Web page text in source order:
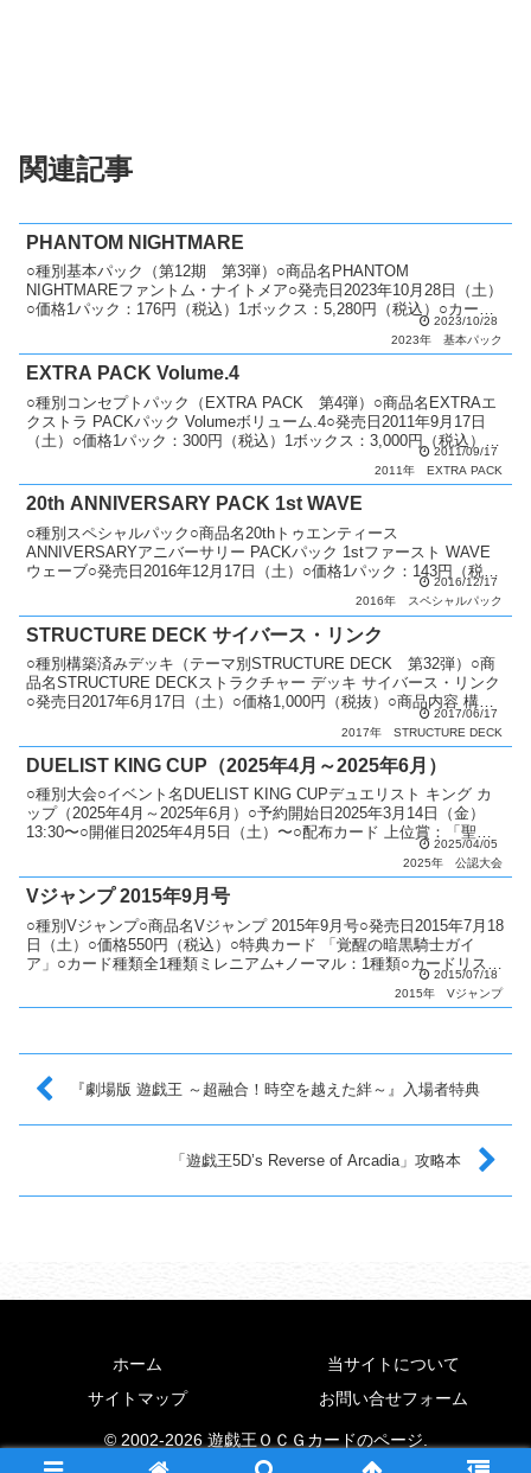
関連記事
PHANTOM NIGHTMARE
○種別基本パック（第12期 第3弾）○商品名PHANTOM
NIGHTMAREファントム・ナイトメア○発売日2023年10月28日（土）
○価格1パック：176円（税込）1ボックス：5,280円（税込）○カード
2023/10/28
2023年
基本パック
EXTRA PACK Volume.4
○種別コンセプトパック（EXTRA PACK 第4弾）○商品名EXTRAエ
クストラ PACKパック Volumeボリューム.4○発売日2011年9月17日
（土）○価格1パック：300円（税込）1ボックス：3,000円（税込）○
2011/09/17
2011年
EXTRA PACK
20th ANNIVERSARY PACK 1st WAVE
○種別スペシャルパック○商品名20thトゥエンティース
ANNIVERSARYアニバーサリー PACKパック 1stファースト WAVE
ウェーブ○発売日2016年12月17日（土）○価格1パック：143円（税
2016/12/17
2016年
スペシャルパック
STRUCTURE DECK サイバース・リンク
○種別構築済みデッキ（テーマ別STRUCTURE DECK 第32弾）○商
品名STRUCTURE DECKストラクチャー デッキ サイバース・リンク
○発売日2017年6月17日（土）○価格1,000円（税抜）○商品内容 構築
2017/06/17
2017年
STRUCTURE DECK
DUELIST KING CUP（2025年4月～2025年6月）
○種別大会○イベント名DUELIST KING CUPデュエリスト キング カ
ップ（2025年4月～2025年6月）○予約開始日2025年3月14日（金）
13:30〜○開催日2025年4月5日（土）〜○配布カード 上位賞：「聖な
2025/04/05
2025年
公認大会
Vジャンプ 2015年9月号
○種別Vジャンプ○商品名Vジャンプ 2015年9月号○発売日2015年7月18
日（土）○価格550円（税込）○特典カード 「覚醒の暗黒騎士ガイ
ア」○カード種類全1種類ミレニアム+ノーマル：1種類○カードリスト
2015/07/18
2015年
Vジャンプ
『劇場版 遊戯王 ～超融合！時空を越えた絆～』入場者特典
「遊戯王5D’s Reverse of Arcadia」攻略本
ホーム
当サイトについて
サイトマップ
お問い合せフォーム
© 2002-2026 遊戯王ＯＣＧカードのページ.